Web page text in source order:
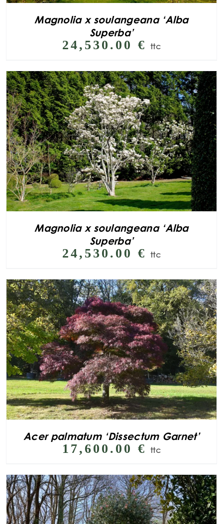
Magnolia x soulangeana ‘Alba
Superba’
24,530.00 € ttc
Magnolia x soulangeana ‘Alba
Superba’
24,530.00 € ttc
Acer palmatum ‘Dissectum Garnet’
17,600.00 € ttc